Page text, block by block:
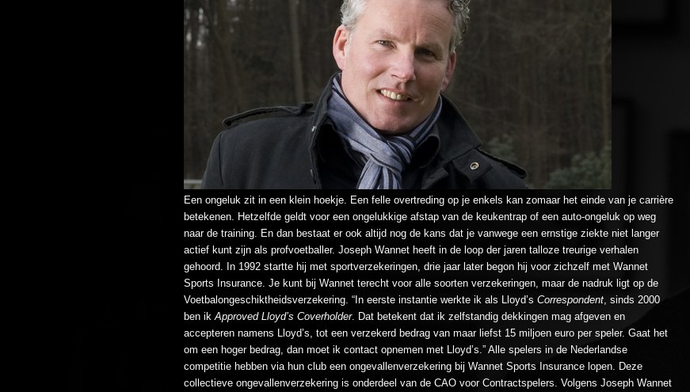
Een ongeluk zit in een klein hoekje. Een felle overtreding op je enkels kan zomaar het einde van je carrière
betekenen. Hetzelfde geldt voor een ongelukkige afstap van de keukentrap of een auto-ongeluk op weg
naar de training. En dan bestaat er ook altijd nog de kans dat je vanwege een ernstige ziekte niet langer
actief kunt zijn als profvoetballer. Joseph Wannet heeft in de loop der jaren talloze treurige verhalen
gehoord. In 1992 startte hij met sportverzekeringen, drie jaar later begon hij voor zichzelf met Wannet
Sports Insurance. Je kunt bij Wannet terecht voor alle soorten verzekeringen, maar de nadruk ligt op de
Voetbalongeschiktheidsverzekering. “In eerste instantie werkte ik als Lloyd’s Correspondent , sinds 2000
ben ik Approved Lloyd’s Coverholder. Dat betekent dat ik zelfstandig dekkingen mag afgeven en
accepteren namens Lloyd’s, tot een verzekerd bedrag van maar liefst 15 miljoen euro per speler. Gaat het
om een hoger bedrag, dan moet ik contact opnemen met Lloyd’s.” Alle spelers in de Nederlandse
competitie hebben via hun club een ongevallenverzekering bij Wannet Sports Insurance lopen. Deze
collectieve ongevallenverzekering is onderdeel van de CAO voor Contractspelers. Volgens Joseph Wannet